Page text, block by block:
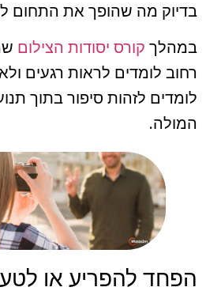
בדיוק מה שהופך את התחום
במהלך קורס יסודות הצילום
רחוב לומדים לראות רגעים
לומדים לזהות סיפור בתוך
המולה.
הפחד להפריע או